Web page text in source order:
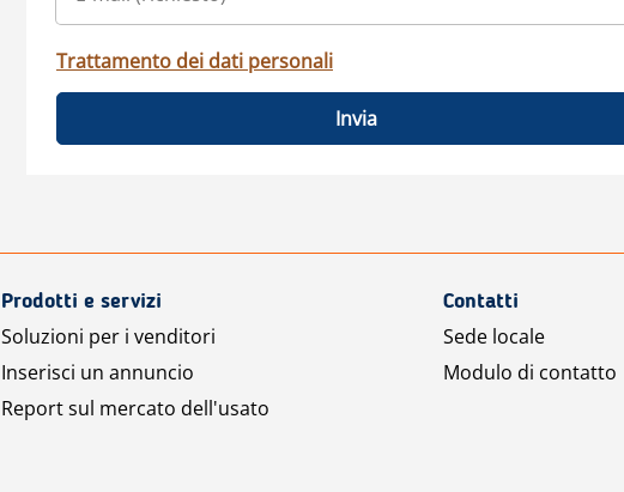
Trattamento dei dati personali
Invia
Prodotti e servizi
Soluzioni per i venditori
Inserisci un annuncio
Report sul mercato dell'usato
Contatti
Sede locale
Modulo di contatto